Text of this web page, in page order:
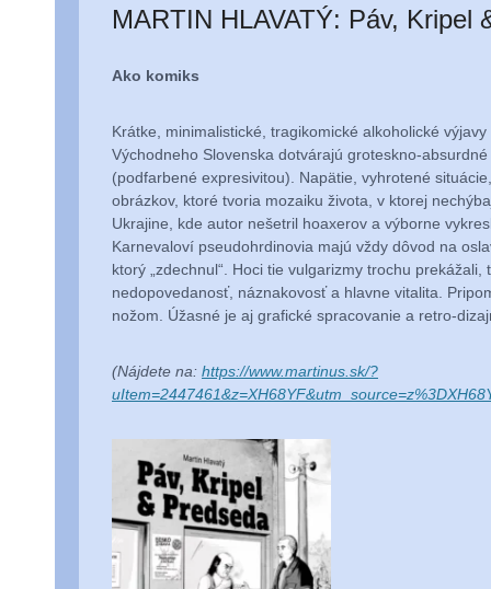
MARTIN HLAVATÝ: Páv, Kripel
Ako komiks
Krátke, minimalistické, tragikomické alkoholické
Východneho Slovenska dotvárajú groteskno-
(podfarbené expresivitou). Napätie, vyhrotené
obrázkov, ktoré tvoria mozaiku života, v ktorej
Ukrajine, kde autor nešetril hoaxerov a výborne
Karnevaloví pseudohrdinovia majú vždy dôvod na
ktorý „zdechnul“. Hoci tie vulgarizmy trochu
nedopovedanosť, náznakovosť a hlavne vitalita.
nožom. Úžasné je aj grafické spracovanie a retro-
(Nájdete na: https://www.martinus.sk/?